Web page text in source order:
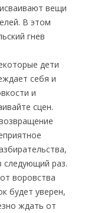
вещи
В этом
гнев
дети
себя и
и
сцен.
следующий раз.
воровства
будет уверен,
ждать от